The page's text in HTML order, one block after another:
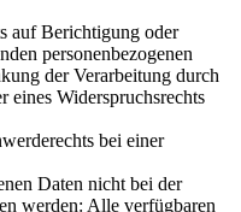
auf Berichtigung oder
personenbezogenen
der Verarbeitung durch
eines Widerspruchsrechts
bei einer
Daten nicht bei der
werden: Alle verfügbaren